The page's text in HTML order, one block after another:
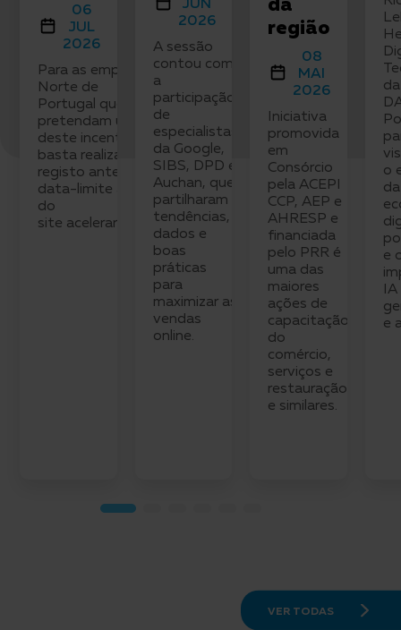
06
JUL
2026
Para as empresas do
Norte de
Portugal que ainda
pretendam usufruir
deste incentivo,
basta realizar o
registo antes da
data-limite através
do
site aceleraronorte.pt.
2026
A sessão
contou com
a
participação
de
especialistas
da Google,
SIBS, DPD e
Auchan, que
partilharam
tendências,
dados e
boas
práticas
para
maximizar as
vendas
online.
região
08
MAI
2026
Iniciativa
promovida
em
Consórcio
pela ACEPI
CCP, AEP e
AHRESP e
financiada
pelo PRR é
uma das
maiores
ações de
capacitação
do
comércio,
serviços e
restauração
e similares.
o
da
e
IA
e
VER TODAS